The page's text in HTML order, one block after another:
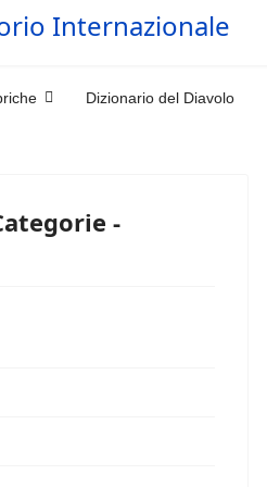
Dizionario del Diavolo
-